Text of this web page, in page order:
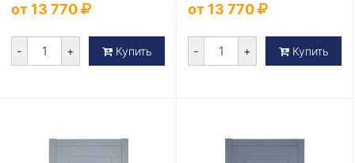
от 13 770
- + Купить
от 13 770
- + Купить